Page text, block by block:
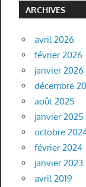
ARCHIVES
avril 2026
février 2026
janvier 2026
décembre
août 2025
janvier 2025
octobre
février 2024
janvier 2023
avril 2019